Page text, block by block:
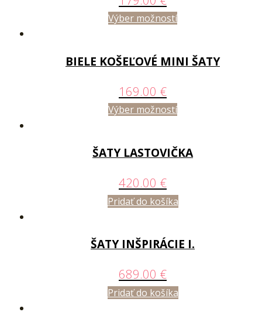
Výber možností
BIELE KOŠEĽOVÉ MINI ŠATY
169.00 €
Výber možností
ŠATY LASTOVIČKA
420.00 €
Pridať do košíka
ŠATY INŠPIRÁCIE I.
689.00 €
Pridať do košíka